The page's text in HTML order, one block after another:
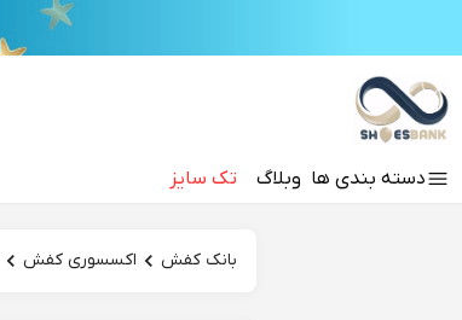
دسته‌ بندی‌ ها وبلاگ تک سایزHi there!
بانک کفش اکسسوری کفش